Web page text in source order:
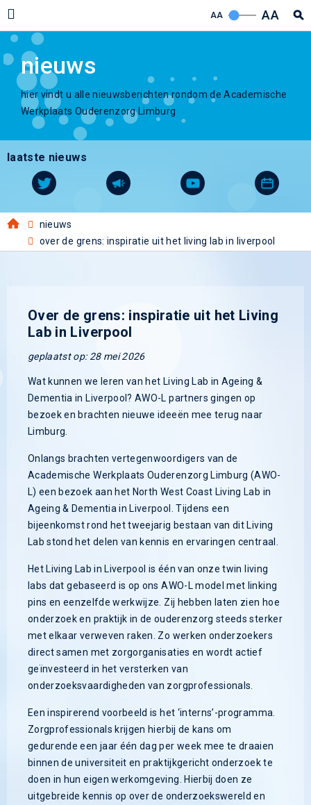
AA AA
nieuws
hier vindt u alle nieuwsberichten rondom de Academische
Werkplaats Ouderenzorg Limburg
laatste nieuws
nieuws
over de grens: inspiratie uit het living lab in liverpool
Over de grens: inspiratie uit het Living
Lab in Liverpool
geplaatst op: 28 mei 2026
Wat kunnen we leren van het Living Lab in Ageing &
Dementia in Liverpool? AWO-L partners gingen op
bezoek en brachten nieuwe ideeën mee terug naar
Limburg.
Onlangs brachten vertegenwoordigers van de
Academische Werkplaats Ouderenzorg Limburg (AWO-
L) een bezoek aan het North West Coast Living Lab in
Ageing & Dementia in Liverpool. Tijdens een
bijeenkomst rond het tweejarig bestaan van dit Living
Lab stond het delen van kennis en ervaringen centraal.
Het Living Lab in Liverpool is één van onze twin living
labs dat gebaseerd is op ons AWO-L model met linking
pins en eenzelfde werkwijze. Zij hebben laten zien hoe
onderzoek en praktijk in de ouderenzorg steeds sterker
met elkaar verweven raken. Zo werken onderzoekers
direct samen met zorgorganisaties en wordt actief
geïnvesteerd in het versterken van
onderzoeksvaardigheden van zorgprofessionals.
Een inspirerend voorbeeld is het ‘interns’-programma.
Zorgprofessionals krijgen hierbij de kans om
gedurende een jaar één dag per week mee te draaien
binnen de universiteit en praktijkgericht onderzoek te
doen in hun eigen werkomgeving. Hierbij doen ze
uitgebreide kennis op over de onderzoekswereld en